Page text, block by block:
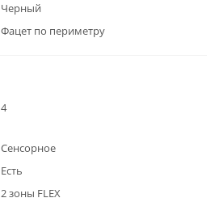
Черный
Фацет по периметру
4
Сенсорное
Есть
2 зоны FLEX